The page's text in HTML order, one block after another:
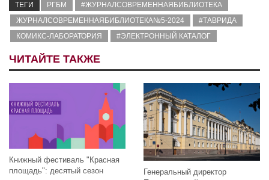
ТЕГИ РГБМ
#ЖУРНАЛСОВРЕМЕННАЯБИБЛИОТЕКА
ЖУРНАЛСОВРЕМЕННАЯБИБЛИОТЕКА№5-2024
#ТАВРИДА
КОМИКС-ЛАБОРАТОРИЯ
#ЭЛЕКТРОННЫЙ КАТАЛОГ
ЧИТАЙТЕ ТАКЖЕ
Книжный фестиваль "Красная
площадь": десятый сезон
Генеральный директор